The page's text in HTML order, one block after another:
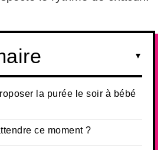
la purée le soir à bébé
ce moment ?